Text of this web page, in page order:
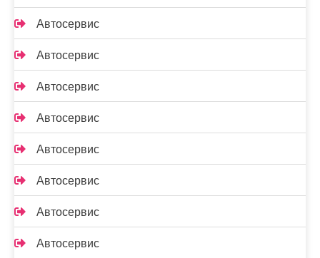
Автосервис
Автосервис
Автосервис
Автосервис
Автосервис
Автосервис
Автосервис
Автосервис